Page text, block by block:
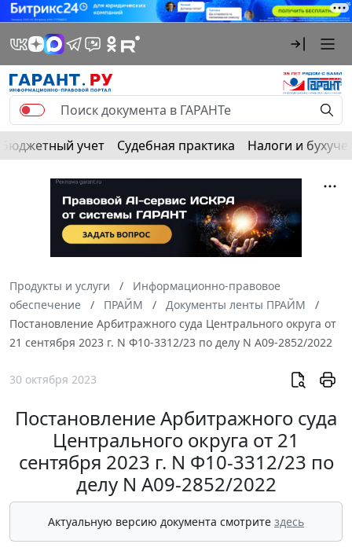
Бюджетный учет Судебная практика Налоги и
Продукты и услуги
Информационно-правовое
обеспечение
ПРАЙМ
Документы ленты ПРАЙМ
Постановление Арбитражного суда Центрального округа от
21 сентября 2023 г. N Ф10-3312/23 по делу N А09-2852/2022
30 октября 2023
Постановление Арбитражного суда
Центрального округа от 21
сентября 2023 г. N Ф10-3312/23 по
делу N А09-2852/2022
Актуальную версию документа смотрите здесь